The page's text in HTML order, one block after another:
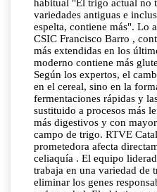
habitual "El trigo actual no
variedades antiguas e
espelta, contiene más". Lo
CSIC Francisco Barro ,
más extendidas en los
moderno contiene más
Según los expertos, el
en el cereal, sino en la
fermentaciones rápidas y
sustituido a procesos más
más digestivos y con
campo de trigo. RTVE
prometedora afecta
celiaquía . El equipo
trabaja en una variedad de
eliminar los genes